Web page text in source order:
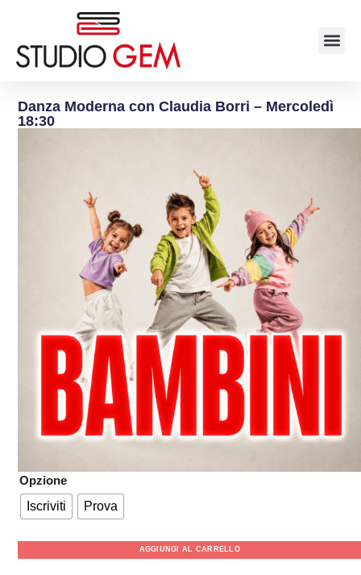
Danza Moderna con Claudia Borri – Mercoledì
18:30
Opzione
Iscriviti
Prova
AGGIUNGI AL CARRELLO